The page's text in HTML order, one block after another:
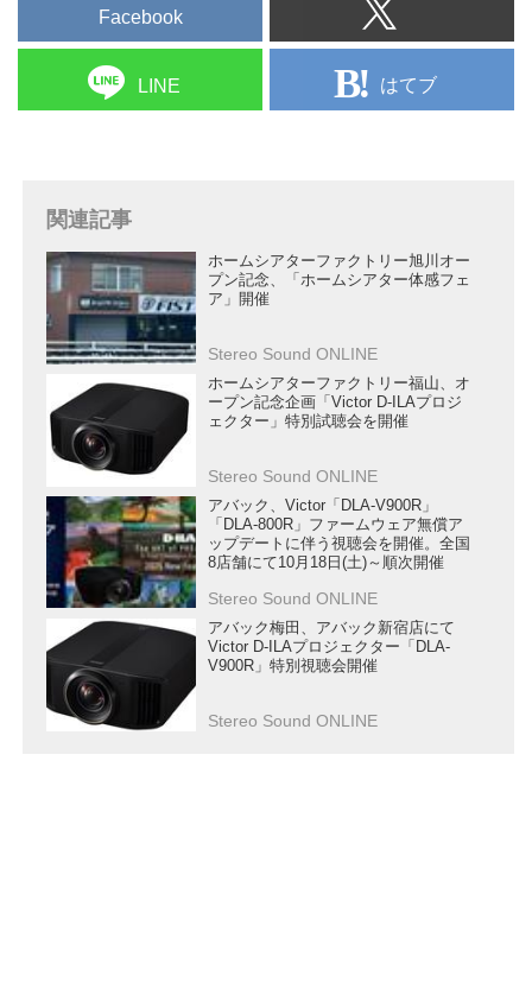
っているインストーラー氏で、角
野さんのシアタールームも長年お
手伝いをしている。「設置した
ら、両社の担当者と角野さんのシ
Facebook
LINE はてブ
関連記事
ホームシアターファクトリー旭川オー
プン記念、「ホームシアター体感フェ
ア」開催
Stereo Sound ONLINE
ホームシアターファクトリー福山、オ
ープン記念企画「Victor D-ILAプロジ
ェクター」特別試聴会を開催
Stereo Sound ONLINE
アバック、Victor「DLA-V900R」
「DLA-800R」ファームウェア無償ア
ップデートに伴う視聴会を開催。全国
8店舗にて10月18日(土)～順次開催
Stereo Sound ONLINE
アバック梅田、アバック新宿店にて
Victor D-ILAプロジェクター「DLA-
V900R」特別視聴会開催
Stereo Sound ONLINE